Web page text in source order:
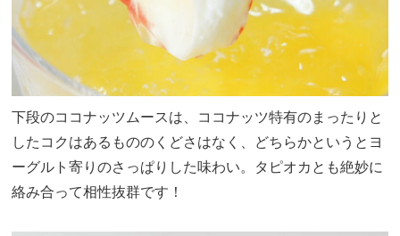
下段のココナッツムースは、ココナッツ特有のまったりと
したコクはあるもののくどさはなく、どちらかというとヨ
ーグルト寄りのさっぱりした味わい。タピオカとも絶妙に
絡み合って相性抜群です！